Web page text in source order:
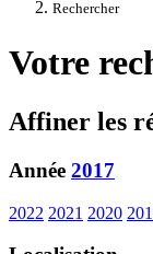
Rechercher
Votre
Affiner les
Année 2017
2022 2021 2020